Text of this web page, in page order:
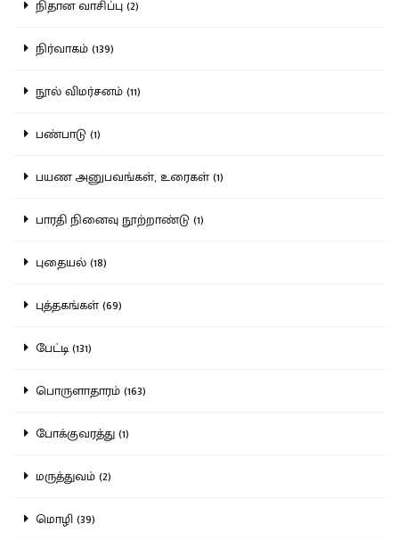
நிதான வாசிப்பு (2)
நிர்வாகம் (139)
நூல் விமர்சனம் (11)
பண்பாடு (1)
பயண அனுபவங்கள், உரைகள் (1)
பாரதி நினைவு நூற்றாண்டு (1)
புதையல் (18)
புத்தகங்கள் (69)
பேட்டி (131)
பொருளாதாரம் (163)
போக்குவரத்து (1)
மருத்துவம் (2)
மொழி (39)